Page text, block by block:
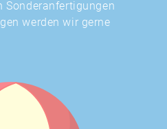
Sonderanfertigungen
werden wir gerne